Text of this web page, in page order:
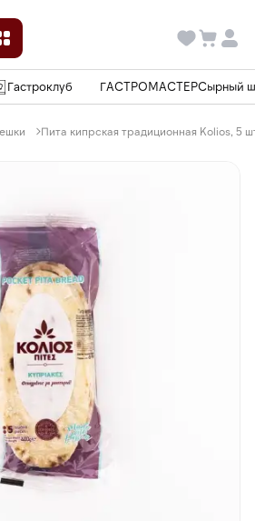
Гастроклуб ГАСТРОМАСТЕРСырный
Пита кипрская традиционная Kolios, 5